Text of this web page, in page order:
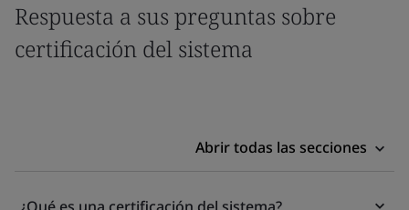
Respuesta a sus preguntas sobre
certificación del sistema
Abrir todas las secciones